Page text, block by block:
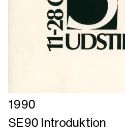
Læs
mere
om
1990
SE90 Introduktion